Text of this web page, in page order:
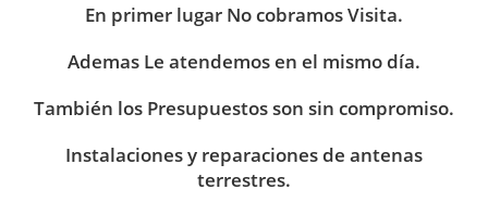
En primer lugar No cobramos Visita.
Ademas Le atendemos en el mismo día.
También los Presupuestos son sin compromiso.
Instalaciones y reparaciones de antenas
terrestres.